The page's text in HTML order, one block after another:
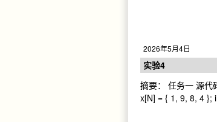
2026年5月4日
实验4
摘要： 任务一 源
x[N] = { 1, 9, 8, 4 };